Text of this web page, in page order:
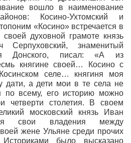
вошло в наименование
Косино-Ухтомский и
«Косино» встречается в
духовной грамоте князь
Серпуховский, знаменитый
Донского, писал: «А из
княгине своей… Косино с
селе… княгиня моя
дати, а дети мои в те села не
по всему, его историю можно
четверти столетия. В своем
московский князь Иван
свои владения между
жене Ульяне среди прочих
было высказано